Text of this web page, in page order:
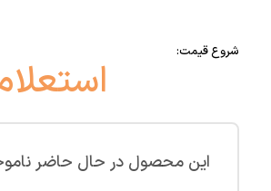
شروع قیمت:
این محصول در حال حاضر